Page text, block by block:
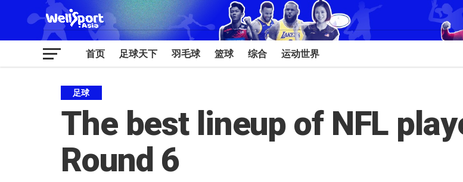
首页 足球天下 羽毛球 篮球 综合 运动世界
足球
The best lineup of NFL
Round 6